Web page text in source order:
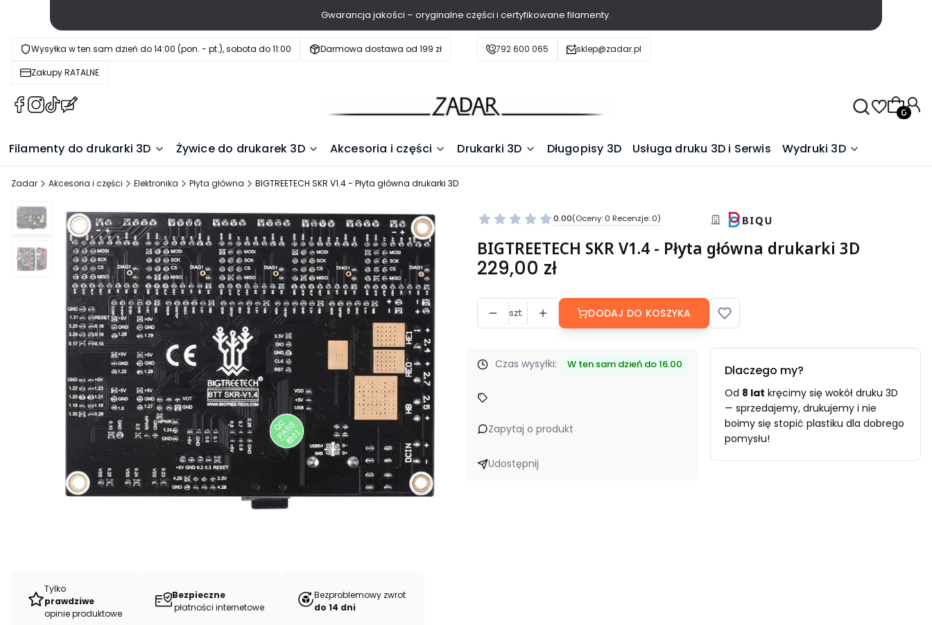
Gwarancja jakości – oryginalne części i certyfikowane filamenty.
Wysyłka w ten sam dzień do 14:00 (pon. - pt.), sobota do 11:00
Darmowa dostawa od 199 zł
Zakupy RATALNE
792 600 065 sklep@zadar.pl
(Otwiera
nowej
karcie)
(Otwiera
nowej
karcie)
(Otwiera
nowej
karcie)
(Otwiera
nowej
karcie)
Filamenty do drukarki 3D Żywice do drukarek 3D Akcesoria i części Drukarki 3D Długopisy 3D Usługa druku 3D i Serwis Wydruki 3D
Zadar Akcesoria i części Elektronika Płyta główna BIGTREETECH SKR V1.4 - Płyta główna drukarki 3D
Tylko
prawdziwe
opinie produktowe
Bezpieczne
płatności internetowe
Bezproblemowy zwrot
do 14 dni
0.00(Oceny: 0 Recenzje: 0)
BIGTREETECH SKR V1.4 - Płyta główna drukarki 3D
Cena
229,00 zł
szt. DODAJ DO KOSZYKA
Czas wysyłki: W ten sam dzień do 16.00
Zapytaj o produkt
Udostępnij
Dlaczego my?
Od 8 lat kręcimy się wokół druku 3D
— sprzedajemy, drukujemy i nie
boimy się stopić plastiku dla dobrego
pomysłu!